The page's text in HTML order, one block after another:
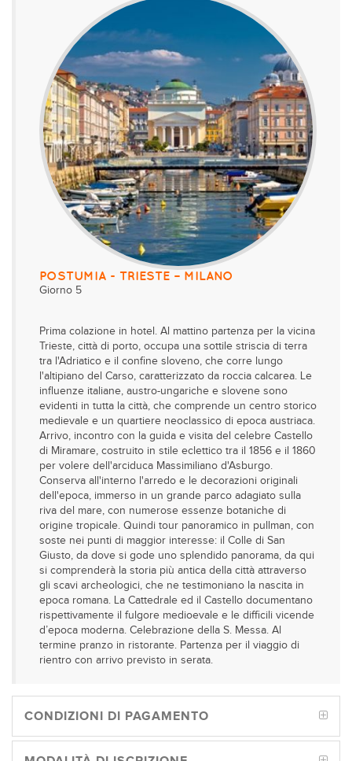
POSTUMIA - TRIESTE – MILANO
Giorno 5
Prima colazione in hotel. Al mattino partenza per la vicina
Trieste, città di porto, occupa una sottile striscia di terra
tra l'Adriatico e il confine sloveno, che corre lungo
l'altipiano del Carso, caratterizzato da roccia calcarea. Le
influenze italiane, austro-ungariche e slovene sono
evidenti in tutta la città, che comprende un centro storico
medievale e un quartiere neoclassico di epoca austriaca.
Arrivo, incontro con la guida e visita del celebre Castello
di Miramare, costruito in stile eclettico tra il 1856 e il 1860
per volere dell'arciduca Massimiliano d'Asburgo.
Conserva all'interno l'arredo e le decorazioni originali
dell'epoca, immerso in un grande parco adagiato sulla
riva del mare, con numerose essenze botaniche di
origine tropicale. Quindi tour panoramico in pullman, con
soste nei punti di maggior interesse: il Colle di San
Giusto, da dove si gode uno splendido panorama, da qui
si comprenderà la storia più antica della città attraverso
gli scavi archeologici, che ne testimoniano la nascita in
epoca romana. La Cattedrale ed il Castello documentano
rispettivamente il fulgore medioevale e le difficili vicende
d’epoca moderna. Celebrazione della S. Messa. Al
termine pranzo in ristorante. Partenza per il viaggio di
rientro con arrivo previsto in serata.
CONDIZIONI DI PAGAMENTO